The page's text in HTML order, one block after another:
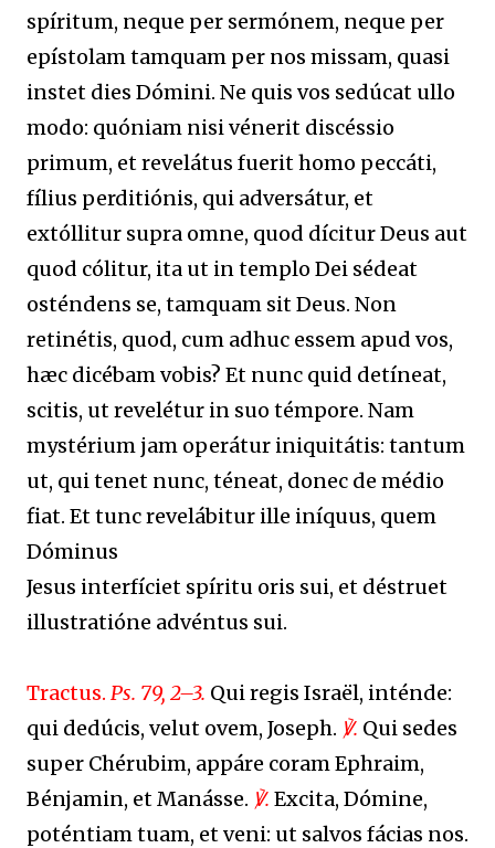
spíritum, neque per sermónem, neque per
epístolam tamquam per nos missam, quasi
instet dies Dómini. Ne quis vos sedúcat ullo
modo: quóniam nisi vénerit discéssio
primum, et revelátus fuerit homo peccáti,
fílius perditiónis, qui adversátur, et
extóllitur supra omne, quod dícitur Deus aut
quod cólitur, ita ut in templo Dei sédeat
osténdens se, tamquam sit Deus. Non
retinétis, quod, cum adhuc essem apud vos,
hæc dicébam vobis? Et nunc quid detíneat,
scitis, ut revelétur in suo témpore. Nam
mystérium jam operátur iniquitátis: tantum
ut, qui tenet nunc, téneat, donec de médio
fiat. Et tunc revelábitur ille iníquus, quem
Dóminus
Jesus interfíciet spíritu oris sui, et déstruet
illustratióne advéntus sui.
Tractus. Ps. 79, 2–3. Qui regis Israël, inténde:
qui dedúcis, velut ovem, Joseph. ℣. Qui sedes
super Chérubim, appáre coram Ephraim,
Bénjamin, et Manásse. ℣. Excita, Dómine,
poténtiam tuam, et veni: ut salvos fácias nos.